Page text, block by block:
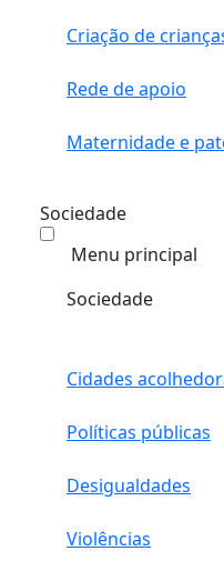
Criação de
Rede de apoio
Maternidade e
Sociedade
Menu principal
Sociedade
Cidades
Políticas públicas
Desigualdades
Violências